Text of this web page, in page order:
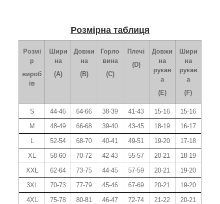
Розмірна таблиця
Розмі
р
вироб
ів
Шири
на
(A)
Довжи
на
(B)
Горло
вина
(C)
Плечі
(D)
Довжи
на
рукав
а
(E)
Шири
на
рукав
а
(F)
S 44-46 64-66 38-39 41-43 15-16
15-16
M
48-49 66-68 39-40 43-45 18-19
16-17
L
52-54 68-70 40-41 49-51 19-20
17-18
XL
58-60 70-72 42-43 55-57 20-21
18-19
XXL
62-64 73-75 44-45 57-59 20-21
19-20
3XL
70-73 77-79 45-46 67-69 20-21
19-20
4XL
75-78 80-81 46-47 72-74 21-22
20-21